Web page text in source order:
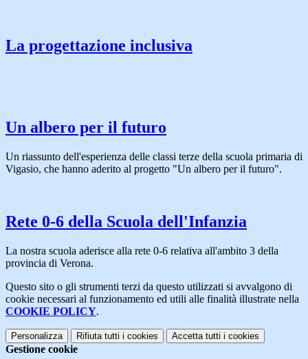
La progettazione inclusiva
Un albero per il futuro
Un riassunto dell'esperienza delle classi terze della scuola primaria di
Vigasio, che hanno aderito al progetto "Un albero per il futuro".
Rete 0-6 della Scuola dell'Infanzia
La nostra scuola aderisce alla rete 0-6 relativa all'ambito 3 della
provincia di Verona.
Questo sito o gli strumenti terzi da questo utilizzati si avvalgono di
cookie necessari al funzionamento ed utili alle finalità illustrate nella
COOKIE POLICY.
Personalizza Rifiuta tutti i cookies Accetta tutti i cookies
Gestione cookie